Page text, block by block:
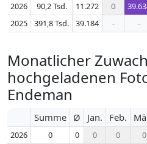
2026 90,2 Tsd. 11.272 0
2025
391,8 Tsd. 39.184 - -
Monatlicher
hochgeladenen
Endeman
Summe Ø Jan. Feb.
2026 0 0 0 0 0